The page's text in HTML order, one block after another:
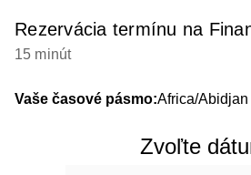
Rezervácia termínu na
15 minút
Vaše časové pásmo:Africa/Abidjan
Zvoľte